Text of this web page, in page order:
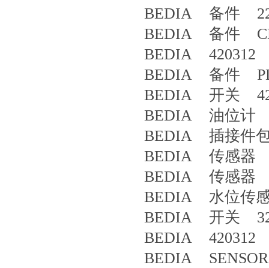
BEDIA 备件
BEDIA 备件
BEDIA 420312
BEDIA 备件
BEDIA 开关
BEDIA 油位计
BEDIA 插接件
BEDIA 传感器
BEDIA 传感器
BEDIA 水位传感
BEDIA 开关
BEDIA 420312
BEDIA